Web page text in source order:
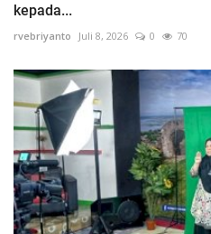
kepada...
rvebriyanto Juli 8, 2026 0 70